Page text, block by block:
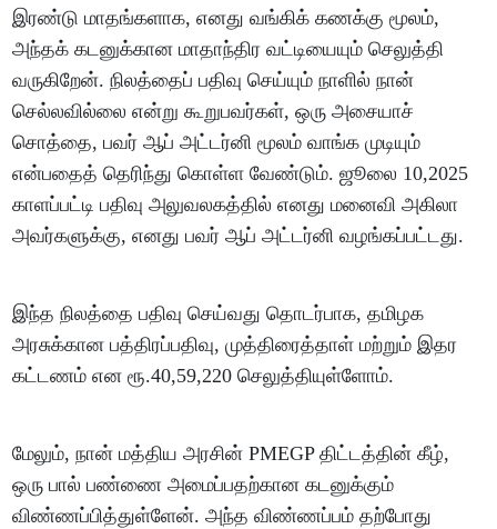
இரண்டு மாதங்களாக, எனது வங்கிக் கணக்கு மூலம்,
அந்தக் கடனுக்கான மாதாந்திர வட்டியையும் செலுத்தி
வருகிறேன். நிலத்தைப் பதிவு செய்யும் நாளில் நான்
செல்லவில்லை என்று கூறுபவர்கள், ஒரு அசையாச்
சொத்தை, பவர் ஆப் அட்டர்னி மூலம் வாங்க முடியும்
என்பதைத் தெரிந்து கொள்ள வேண்டும். ஜூலை 10,2025
காளப்பட்டி பதிவு அலுவலகத்தில் எனது மனைவி அகிலா
அவர்களுக்கு, எனது பவர் ஆப் அட்டர்னி வழங்கப்பட்டது.
இந்த நிலத்தை பதிவு செய்வது தொடர்பாக, தமிழக
அரசுக்கான பத்திரப்பதிவு, முத்திரைத்தாள் மற்றும் இதர
கட்டணம் என ரூ.40,59,220 செலுத்தியுள்ளோம்.
மேலும், நான் மத்திய அரசின் PMEGP திட்டத்தின் கீழ்,
ஒரு பால் பண்ணை அமைப்பதற்கான கடனுக்கும்
விண்ணப்பித்துள்ளேன். அந்த விண்ணப்பம் தற்போது